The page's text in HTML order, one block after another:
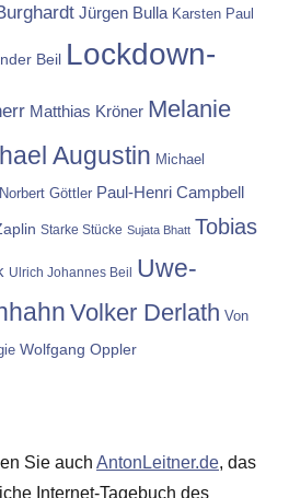
Jürgen Bulla Karsten Paul
Beil Lockdown-
Matthias Kröner Melanie
Augustin Michael
Norbert Göttler Paul-Henri Campbell
Starke Stücke Sujata Bhatt Tobias
Ulrich Johannes Beil Uwe-
Volker Derlath Von
Wolfgang Oppler
Sie auch AntonLeitner.de, das
Internet-Tagebuch des